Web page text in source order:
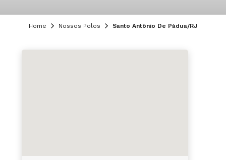
Home Nossos Polos Santo Antônio De Pádua/RJ